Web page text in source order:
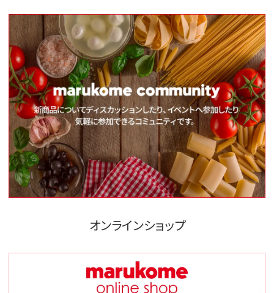
オンラインショップ